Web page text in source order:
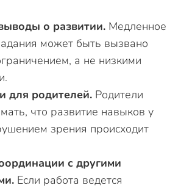
о развитии. Медленное
может быть вызвано
а не низкими
для родителей. Родители
что развитие навыков у
зрения происходит
с другими
Если работа ведется